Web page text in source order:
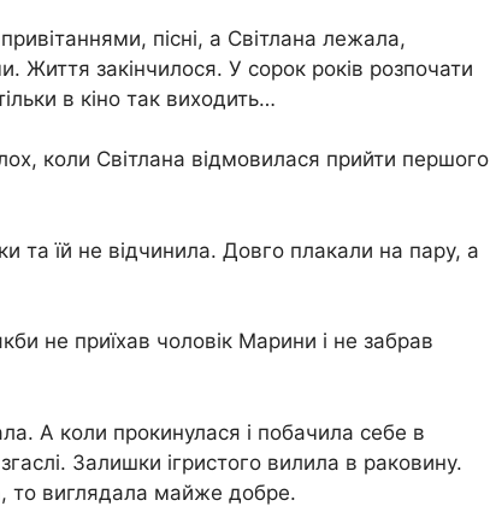
пісні, а Світлана лежала,
Життя закінчилося. У сорок років розпочати
в кіно так виходить…
коли Світлана відмовилася прийти першого
та їй не відчинила. Довго плакали на пару, а
не приїхав ​​чоловік Марини і не забрав
А коли прокинулася і побачила себе в
Залишки ігристого вилила в раковину.
то виглядала майже добре.